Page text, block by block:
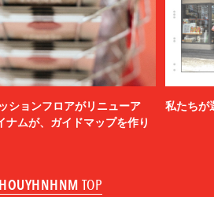
ションフロアがリニューア
ムが、ガイドマップを作り
私たちが
TOP